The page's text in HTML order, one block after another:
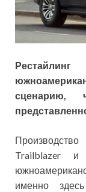
сценарию,
Trailblazer и
именно